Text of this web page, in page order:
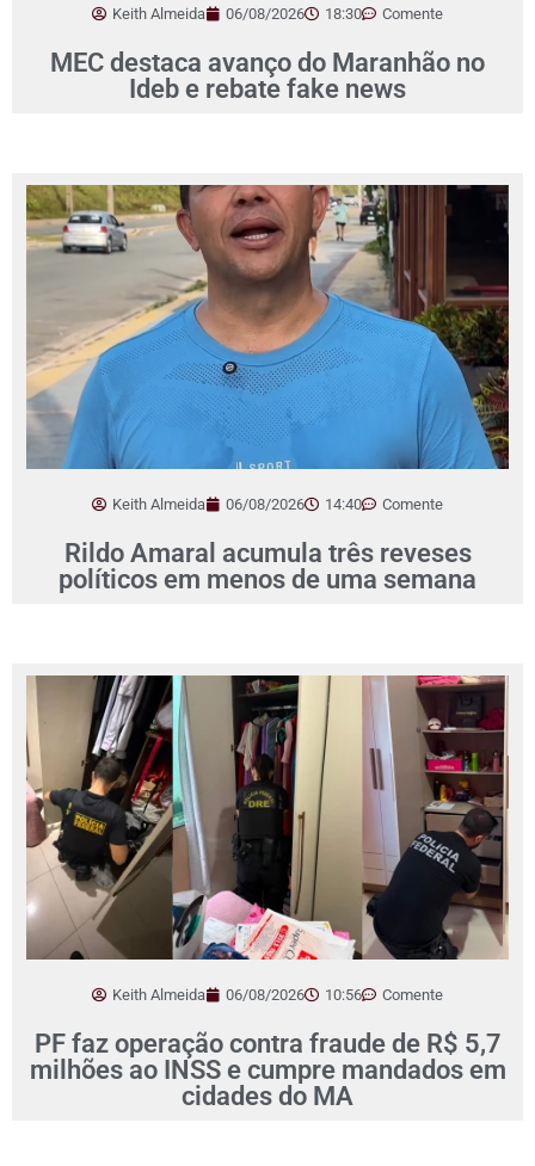
Keith Almeida 06/08/2026 18:30 Comente
MEC destaca avanço do Maranhão no
Ideb e rebate fake news
Keith Almeida 06/08/2026 14:40 Comente
Rildo Amaral acumula três reveses
políticos em menos de uma semana
Keith Almeida 06/08/2026 10:56 Comente
PF faz operação contra fraude de R$ 5,7
milhões ao INSS e cumpre mandados em
cidades do MA